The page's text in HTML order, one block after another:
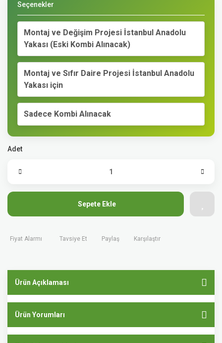
Seçenekler
Montaj ve Değişim Projesi İstanbul Anadolu
Yakası (Eski Kombi Alınacak)
Montaj ve Sıfır Daire Projesi İstanbul Anadolu
Yakası için
Sadece Kombi Alınacak
Adet
Sepete Ekle
Fiyat Alarmı Tavsiye Et Paylaş Karşılaştır
Ürün Açıklaması
Ürün Yorumları